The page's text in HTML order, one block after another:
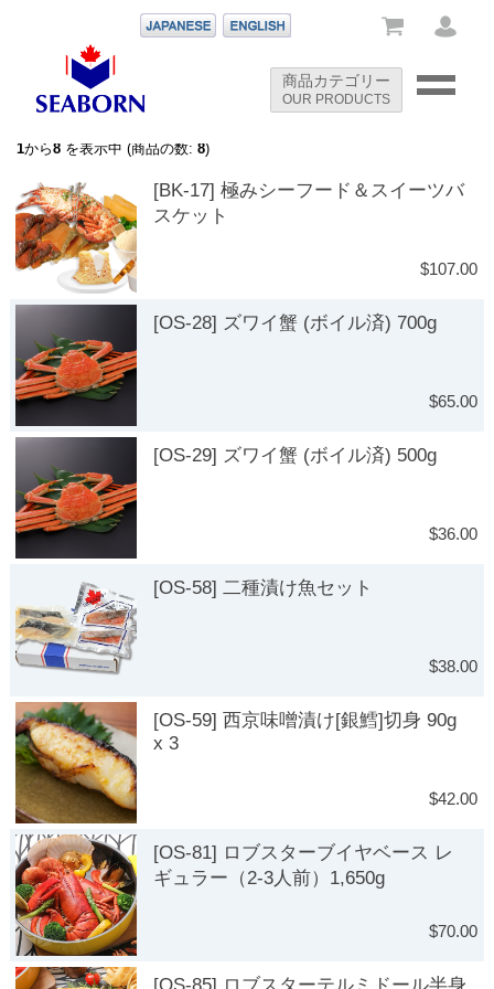
1から8 を表示中 (商品の数:8)
[BK-17] 極みシーフード＆スイーツバ
スケット
$107.00
[OS-28] ズワイ蟹 (ボイル済) 700g
$65.00
[OS-29] ズワイ蟹 (ボイル済) 500g
$36.00
[OS-58] 二種漬け魚セット
$38.00
[OS-59] 西京味噌漬け[銀鱈]切身 90g
x 3
$42.00
[OS-81] ロブスターブイヤベース レ
ギュラー（2-3人前）1,650g
$70.00
商品カテゴリー
OUR PRODUCTS